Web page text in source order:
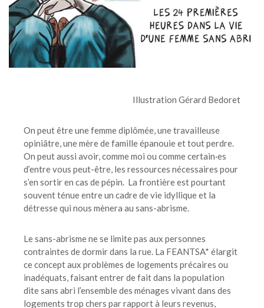
Illustration Gérard Bedoret
On peut être une femme diplômée, une travailleuse
opiniâtre, une mère de famille épanouie et tout perdre.
On peut aussi avoir, comme moi ou comme certain·es
d’entre vous peut-être, les ressources nécessaires pour
s’en sortir en cas de pépin. La frontière est pourtant
souvent ténue entre un cadre de vie idyllique et la
détresse qui nous mènera au sans-abrisme.
Le sans-abrisme ne se limite pas aux personnes
contraintes de dormir dans la rue. La FEANTSA* élargit
ce concept aux problèmes de logements précaires ou
inadéquats, faisant entrer de fait dans la population
dite sans abri l’ensemble des ménages vivant dans des
logements trop chers par rapport à leurs revenus,